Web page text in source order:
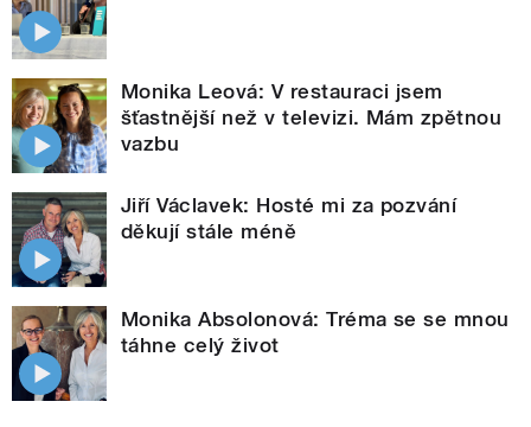
Monika Leová: V restauraci jsem
šťastnější než v televizi. Mám zpětnou
vazbu
Jiří Václavek: Hosté mi za pozvání
děkují stále méně
Monika Absolonová: Tréma se se mnou
táhne celý život